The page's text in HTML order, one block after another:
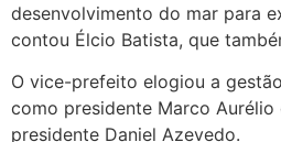
desenvolvimento do mar para
contou Élcio Batista, que
O vice-prefeito elogiou a
como presidente Marco Aurélio
presidente Daniel Azevedo.